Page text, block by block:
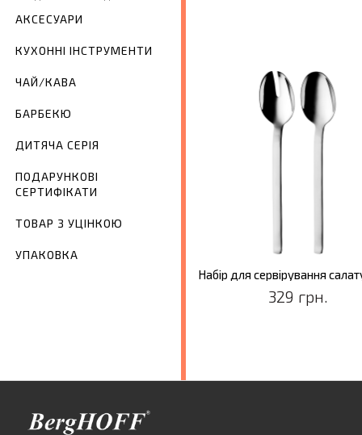
АКСЕСУАРИ
КУХОННІ ІНСТРУМЕНТИ
ЧАЙ/КАВА
БАРБЕКЮ
ДИТЯЧА СЕРІЯ
ПОДАРУНКОВІ
СЕРТИФІКАТИ
ТОВАР З УЦІНКОЮ
УПАКОВКА
329 грн.